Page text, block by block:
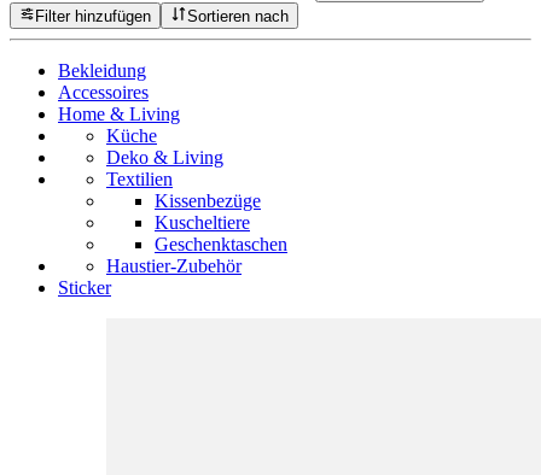
Filter hinzufügen
Sortieren nach
Bekleidung
Accessoires
Home & Living
Küche
Deko & Living
Textilien
Kissenbezüge
Kuscheltiere
Geschenktaschen
Haustier-Zubehör
Sticker